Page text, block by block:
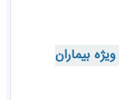
بیماران